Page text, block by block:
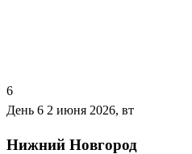
6
День 6 2 июня 2026, вт
Нижний Новгород